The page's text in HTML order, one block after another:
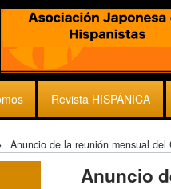
Revista HISPÁNICA
Anuncio de la reunión mensual
Anuncio